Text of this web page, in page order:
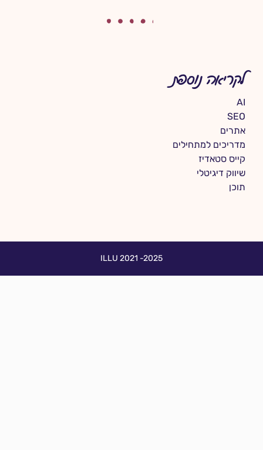
לקריאה נוספת
AI
SEO
אתרים
מדריכים למתחילים
קייס סטאדיז
שיווק דיגיטלי
תוכן
ILLU 2021 -2025